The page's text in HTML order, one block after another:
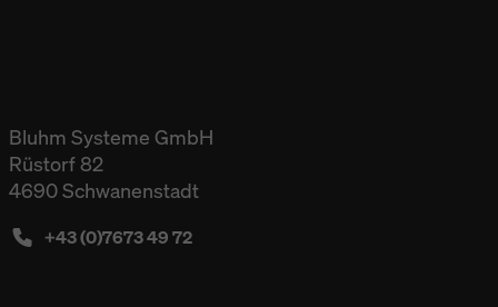
Bluhm Systeme GmbH
Rüstorf 82
4690 Schwanenstadt
+43 (0)7673 49 72